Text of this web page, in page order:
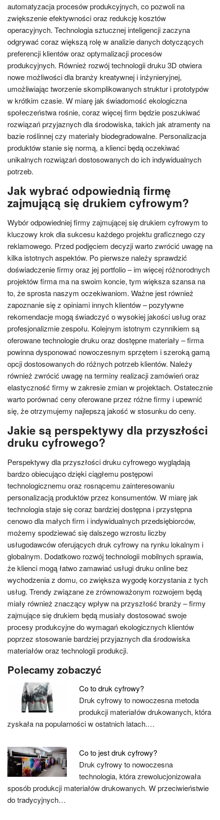
automatyzacja procesów produkcyjnych, co pozwoli na
zwiększenie efektywności oraz redukcję kosztów
operacyjnych. Technologia sztucznej inteligencji zaczyna
odgrywać coraz większą rolę w analizie danych dotyczących
preferencji klientów oraz optymalizacji procesów
produkcyjnych. Również rozwój technologii druku 3D otwiera
nowe możliwości dla branży kreatywnej i inżynieryjnej,
umożliwiając tworzenie skomplikowanych struktur i prototypów
w krótkim czasie. W miarę jak świadomość ekologiczna
społeczeństwa rośnie, coraz więcej firm będzie poszukiwać
rozwiązań przyjaznych dla środowiska, takich jak atramenty na
bazie roślinnej czy materiały biodegradowalne. Personalizacja
produktów stanie się normą, a klienci będą oczekiwać
unikalnych rozwiązań dostosowanych do ich indywidualnych
potrzeb.
Jak wybrać odpowiednią firmę
zajmującą się drukiem cyfrowym?
Wybór odpowiedniej firmy zajmującej się drukiem cyfrowym to
kluczowy krok dla sukcesu każdego projektu graficznego czy
reklamowego. Przed podjęciem decyzji warto zwrócić uwagę na
kilka istotnych aspektów. Po pierwsze należy sprawdzić
doświadczenie firmy oraz jej portfolio – im więcej różnorodnych
projektów firma ma na swoim koncie, tym większa szansa na
to, że sprosta naszym oczekiwaniom. Ważne jest również
zapoznanie się z opiniami innych klientów – pozytywne
rekomendacje mogą świadczyć o wysokiej jakości usług oraz
profesjonalizmie zespołu. Kolejnym istotnym czynnikiem są
oferowane technologie druku oraz dostępne materiały – firma
powinna dysponować nowoczesnym sprzętem i szeroką gamą
opcji dostosowanych do różnych potrzeb klientów. Należy
również zwrócić uwagę na terminy realizacji zamówień oraz
elastyczność firmy w zakresie zmian w projektach. Ostatecznie
warto porównać ceny oferowane przez różne firmy i upewnić
się, że otrzymujemy najlepszą jakość w stosunku do ceny.
Jakie są perspektywy dla przyszłości
druku cyfrowego?
Perspektywy dla przyszłości druku cyfrowego wyglądają
bardzo obiecująco dzięki ciągłemu postępowi
technologicznemu oraz rosnącemu zainteresowaniu
personalizacją produktów przez konsumentów. W miarę jak
technologia staje się coraz bardziej dostępna i przystępna
cenowo dla małych firm i indywidualnych przedsiębiorców,
możemy spodziewać się dalszego wzrostu liczby
usługodawców oferujących druk cyfrowy na rynku lokalnym i
globalnym. Dodatkowo rozwój technologii mobilnych sprawia,
że klienci mogą łatwo zamawiać usługi druku online bez
wychodzenia z domu, co zwiększa wygodę korzystania z tych
usług. Trendy związane ze zrównoważonym rozwojem będą
miały również znaczący wpływ na przyszłość branży – firmy
zajmujące się drukiem będą musiały dostosować swoje
procesy produkcyjne do wymagań ekologicznych klientów
poprzez stosowanie bardziej przyjaznych dla środowiska
materiałów oraz technologii produkcji.
Polecamy zobaczyć
Co to druk cyfrowy?
Druk cyfrowy to nowoczesna metoda
produkcji materiałów drukowanych, która
zyskała na popularności w ostatnich latach.…
Co to jest druk cyfrowy?
Druk cyfrowy to nowoczesna
technologia, która zrewolucjonizowała
sposób produkcji materiałów drukowanych. W przeciwieństwie
do tradycyjnych…